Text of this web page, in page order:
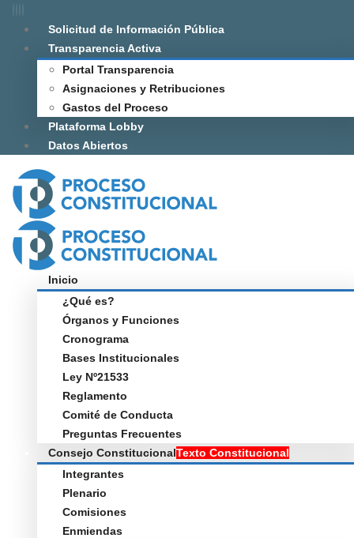
Solicitud de Información Pública
Transparencia Activa
Portal Transparencia
Asignaciones y Retribuciones
Gastos del Proceso
Plataforma Lobby
Datos Abiertos
Inicio
¿Qué es?
Órganos y Funciones
Cronograma
Bases Institucionales
Ley Nº21533
Reglamento
Comité de Conducta
Preguntas Frecuentes
Consejo ConstitucionalTexto Constitucional
Integrantes
Plenario
Comisiones
Enmiendas